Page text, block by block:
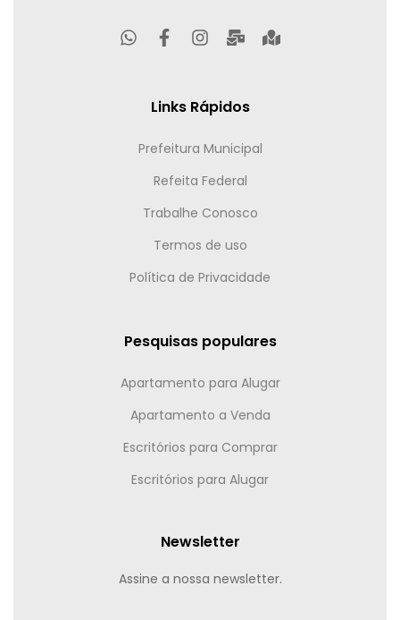
Links Rápidos
Prefeitura Municipal
Refeita Federal
Trabalhe Conosco
Termos de uso
Política de Privacidade
Pesquisas populares
Apartamento para Alugar
Apartamento a Venda
Escritórios para Comprar
Escritórios para Alugar
Newsletter
Assine a nossa newsletter.